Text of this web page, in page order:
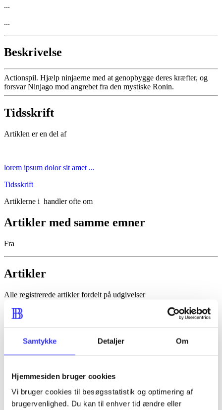
Samtykke Detaljer Om
Hjemmesiden bruger cookies
Vi bruger cookies til besøgsstatistik og optimering af
brugervenlighed. Du kan til enhver tid ændre eller
...
...
Beskrivelse
Actionspil. Hjælp ninjaerne med at genopbygge deres kræfter, og
forsvar Ninjago mod angrebet fra den mystiske Ronin.
Tidsskrift
Artiklen er en del af
lorem ipsum dolor sit amet ...
Tidsskrift
Artiklerne i handler ofte om
Artikler med samme emner
Fra
Artikler
Alle registrerede artikler fordelt på udgivelser